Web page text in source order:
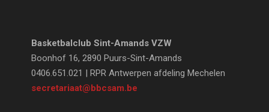
Basketbalclub Sint-Amands VZW
Boonhof 16, 2890 Puurs-Sint-Amands
0406.651.021 | RPR Antwerpen afdeling Mechelen
secretariaat@bbcsam.be